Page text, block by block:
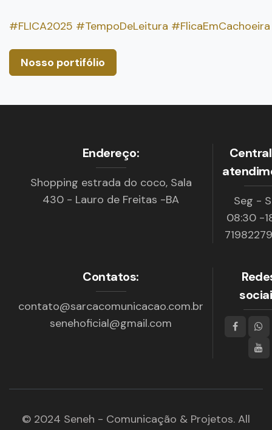
#FLICA2025 #TempoDeLeitura #FlicaEmCachoeira
Nosso portifólio
Endereço:
Shopping estrada do coco, Sala
430 - Lauro de Freitas -BA
Seg -
08:30 -
Contatos:
contato@sarcacomunicacao.com.br
senehoficial@gmail.com
© 2024 Seneh - Comunicação & Projetos. All